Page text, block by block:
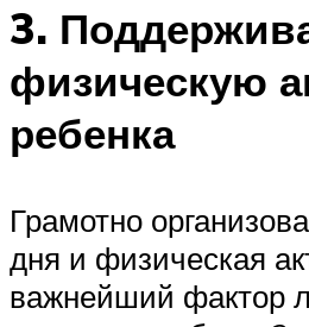
3.
физическую
ребенка
Грамотно
дня и физическая
важнейший фактор